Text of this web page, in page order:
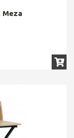
Meza